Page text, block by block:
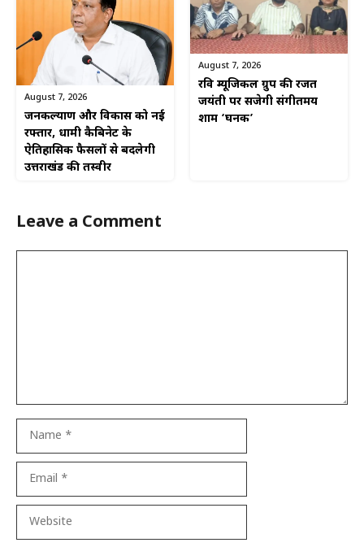
August 7, 2026
जनकल्याण और विकास को नई
रफ्तार, धामी कैबिनेट के
ऐतिहासिक फैसलों से बदलेगी
उत्तराखंड की तस्वीर
August 7, 2026
रवि म्यूजिकल ग्रुप की रजत
जयंती पर सजेगी संगीतमय
शाम ‘घनक’
Leave a Comment
Website